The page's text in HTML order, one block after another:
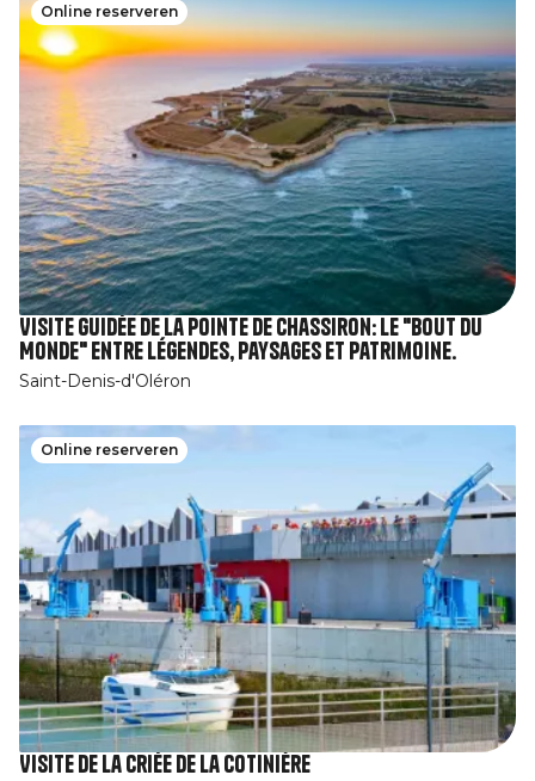
Online reserveren
Visite guidée de la pointe de Chassiron: le "Bout du
Monde" entre légendes, paysages et patrimoine.
Saint-Denis-d'Oléron
Online reserveren
Visite de la Criée de la Cotinière